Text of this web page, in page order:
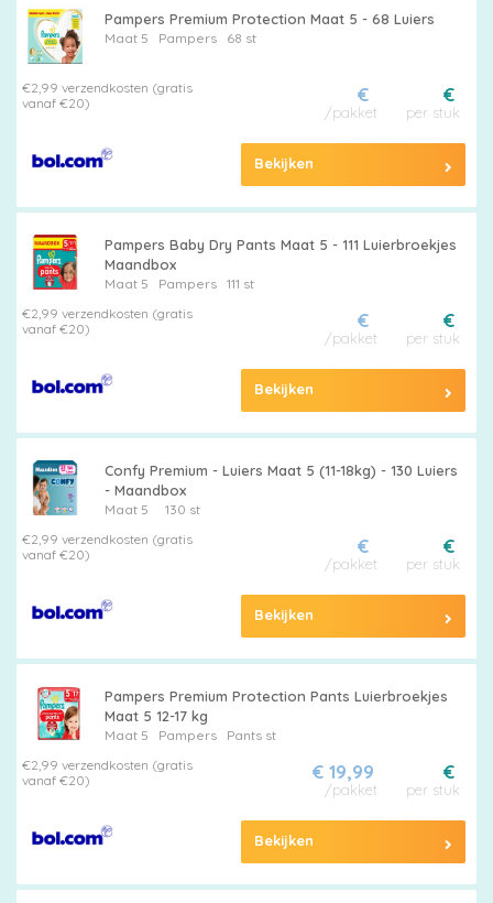
Pampers Premium Protection Maat 5 - 68 Luiers
Maat 5 Pampers 68 st
€2,99 verzendkosten (gratis
vanaf €20)
€
per stuk
€
/pakket
Bekijken
Pampers Baby Dry Pants Maat 5 - 111 Luierbroekjes
Maandbox
Maat 5 Pampers
111 st
€2,99 verzendkosten (gratis
vanaf €20)
€
per stuk
€
/pakket
Bekijken
Confy Premium - Luiers Maat 5 (11-18kg) - 130 Luiers
- Maandbox
Maat 5
130 st
€2,99 verzendkosten (gratis
vanaf €20)
€
per stuk
€
/pakket
Bekijken
Pampers Premium Protection Pants Luierbroekjes
Maat 5 12-17 kg
Maat 5 Pampers
Pants st
€2,99 verzendkosten (gratis
vanaf €20)
€
per stuk
€ 19,99
/pakket
Bekijken